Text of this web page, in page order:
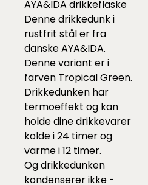
AYA&IDA drikkeflaske
Denne drikkedunk i
rustfrit stål er fra
danske AYA&IDA.
Denne variant er i
farven Tropical Green.
Drikkedunken har
termoeffekt og kan
holde dine drikkevarer
kolde i 24 timer og
varme i 12 timer.
Og drikkedunken
kondenserer ikke -